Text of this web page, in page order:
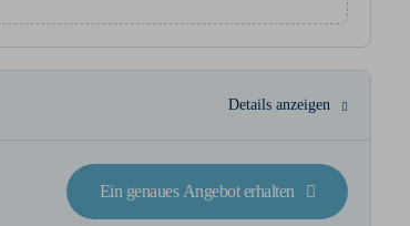
Details anzeigen
Ein genaues Angebot erhalten